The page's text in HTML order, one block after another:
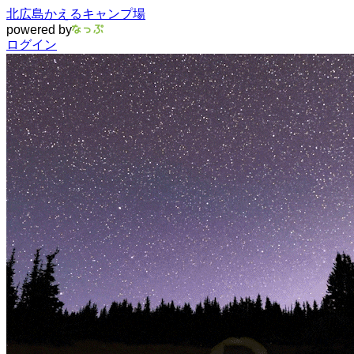
北広島かえるキャンプ場
powered by
ログイン